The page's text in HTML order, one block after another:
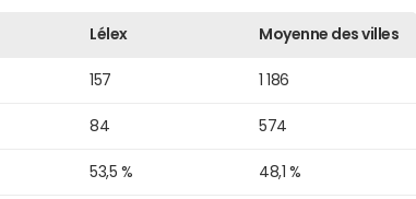
Lélex Moyenne des villes
157 1 186
84 574
53,5 % 48,1 %